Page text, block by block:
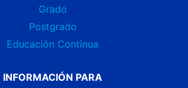
Grado
Postgrado
Educación Continua
INFORMACIÓN PARA